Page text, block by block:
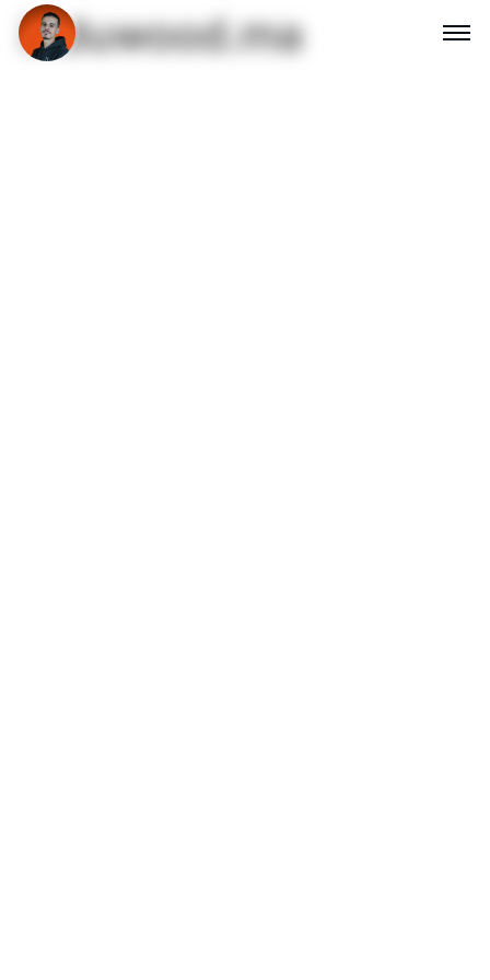
induwood.ma